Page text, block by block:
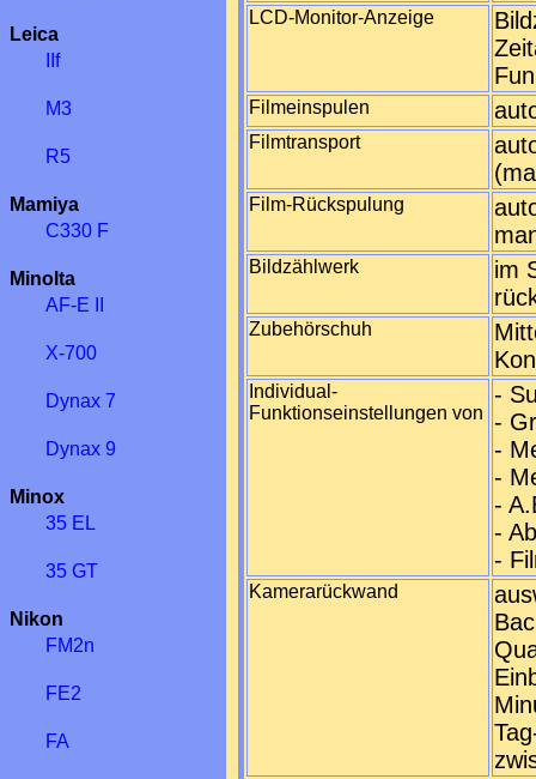
Leica
IIf
M3
R5
Mamiya
C330 F
Minolta
AF-E II
X-700
Dynax 7
Dynax 9
Minox
35 EL
35 GT
Nikon
FM2n
FE2
FA
LCD-Monitor-Anzeige
Filmeinspulen
Filmtransport
Film-Rückspulung
Bildzählwerk
im
Zubehörschuh
Individual-
Funktionseinstellungen von
-
-
-
-
-
-
-
Kamerarückwand